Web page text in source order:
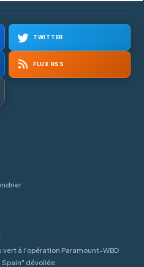
TWITTER
FLUX RSS
vert à l'opération Paramount-WBD
Spain" dévoilée